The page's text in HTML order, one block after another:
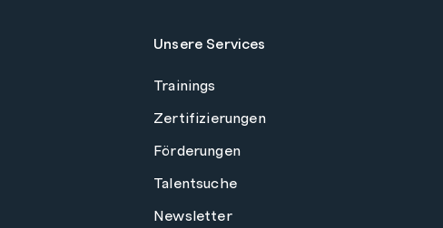
Unsere Services
Trainings
Zertifizierungen
Förderungen
Talentsuche
Newsletter